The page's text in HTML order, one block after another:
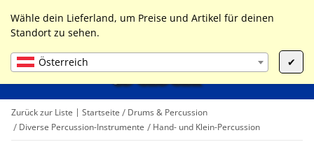
Wähle dein Lieferland, um Preise und Artikel für deinen
Standort zu sehen.
Österreich ✔
Liste ist leer
Zurück zur Liste Startseite
Drums & Percussion
Diverse Percussion-Instrumente
Hand- und Klein-Percussion